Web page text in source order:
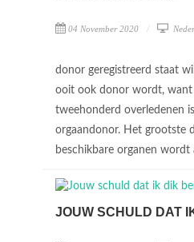
04 November 2020
donor geregistreerd staat
ooit ook donor wordt, want
tweehonderd overledenen
orgaandonor. Het grootste
beschikbare organen
JOUW SCHULD DAT